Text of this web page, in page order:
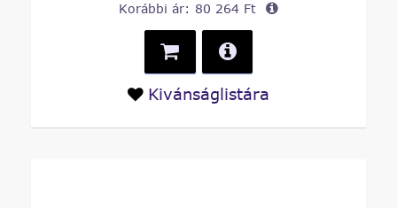
Korábbi ár: 80 264 Ft
Kivánságlistára